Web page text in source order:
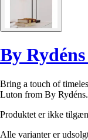
By Rydéns
Bring a touch of
Luton from By
Produktet er ikke
Alle varianter er